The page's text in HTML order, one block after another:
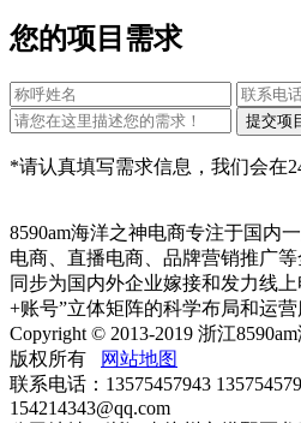
您的项目需求
*请认真填写需求信息，我们会在
8590am海洋之神电商专注于国内
电商、直播电商、品牌营销推广等
同步为国内外企业嫁接和发力线
+账号”立体矩阵的科学布局和运营
Copyright © 2013-2019 浙江
版权所有
网站地图
联系电话：13575457943
154214343@qq.com